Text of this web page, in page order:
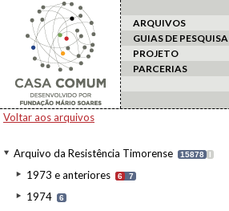
ARQUIVOS
GUIAS DE PESQUISA
PROJETO
PARCERIAS
Voltar aos arquivos
Arquivo da Resistência Timorense 15878 I
1973 e anteriores 6 7
1974 6